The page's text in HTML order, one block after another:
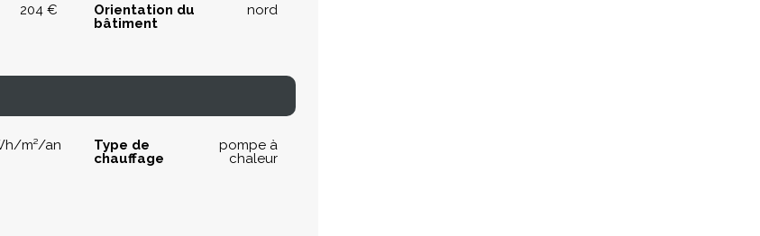
204 €
Orientation du
bâtiment
nord
m²/an
Type de
chauffage
pompe à
chaleur